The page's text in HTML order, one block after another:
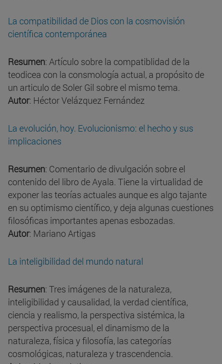
La compatibilidad de Dios con la cosmovisión
científica contemporánea
Resumen: Artículo sobre la compatiblidad de la
teodicea con la consmología actual, a propósito de
un articulo de Soler Gil sobre el mismo tema.
Autor: Héctor Velázquez Fernández
La evolución, hoy. Evolucionismo: el hecho y sus
implicaciones
Resumen: Comentario de divulgación sobre el
contenido del libro de Ayala. Tiene la virtualidad de
exponer las teorías actuales aunque es algo tajante
en su optimismo científico, y deja algunas cuestiones
filosóficas importantes apenas esbozadas.
Autor: Mariano Artigas
La inteligibilidad del mundo natural
Resumen: Tres imágenes de la naturaleza,
inteligibilidad y causalidad, la verdad científica,
ciencia y realismo, la perspectiva sistémica, la
perspectiva procesual, el dinamismo de la
naturaleza, física y filosofía, las categorías
cosmológicas, naturaleza y trascendencia.